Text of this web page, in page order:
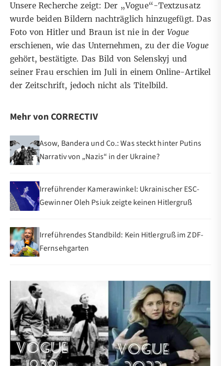
Unsere Recherche zeigt: Der „Vogue“-Textzusatz
wurde beiden Bildern nachträglich hinzugefügt. Das
Foto von Hitler und Braun ist nie in derVogue
erschienen, wie das Unternehmen, zu der dieVogue
gehört, bestätigte. Das Bild von Selenskyj und
seiner Frau erschien im Juli in einem Online-Artikel
der Zeitschrift, jedoch nicht als Titelbild.
Mehr von CORRECTIV
Asow, Bandera und Co.: Was steckt hinter Putins
Narrativ von „Nazis“ in der Ukraine?
Irreführender Kamerawinkel: Ukrainischer ESC-
Gewinner Oleh Psiuk zeigte keinen Hitlergruß
Irreführendes Standbild: Kein Hitlergruß im ZDF-
Fernsehgarten